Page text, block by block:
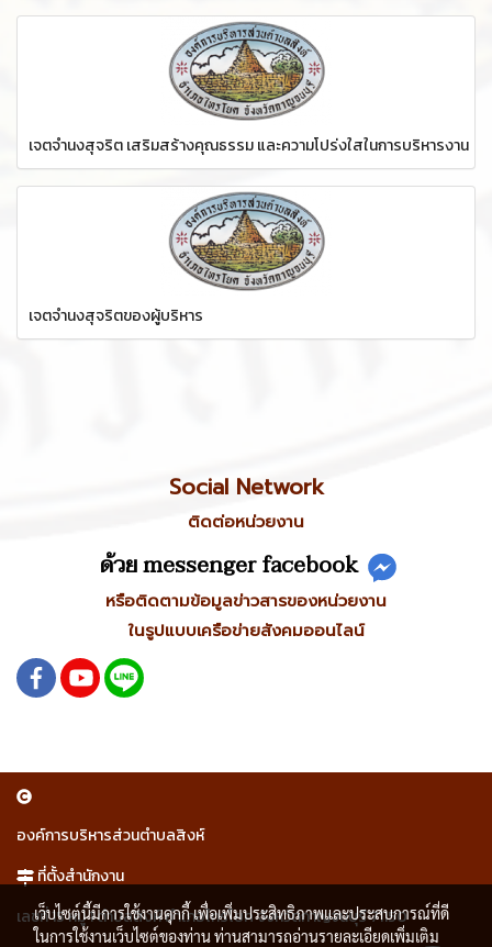
เจตจำนงสุจริต เสริมสร้างคุณธรรม และความโปร่งใสในการบริหารงาน
เจตจำนงสุจริตของผู้บริหาร
Social Network
ติดต่อหน่วยงาน
ด้วย messenger facebook
หรือติดตามข้อมูลข่าวสารของหน่วยงาน
ในรูปแบบเครือข่ายสังคมออนไลน์
องค์การบริหารส่วนตำบลสิงห์
ที่ตั้งสำนักงาน
เลขที่ 15 หมู่ 1 ตำบลสิงห์ อำเภอไทรโยค จังหวัดกาญจนบุรี 71150
เว็บไซต์นี้มีการใช้งานคุกกี้ เพื่อเพิ่มประสิทธิภาพและประสบการณ์ที่ดี
ในการใช้งานเว็บไซต์ของท่าน ท่านสามารถอ่านรายละเอียดเพิ่มเติม